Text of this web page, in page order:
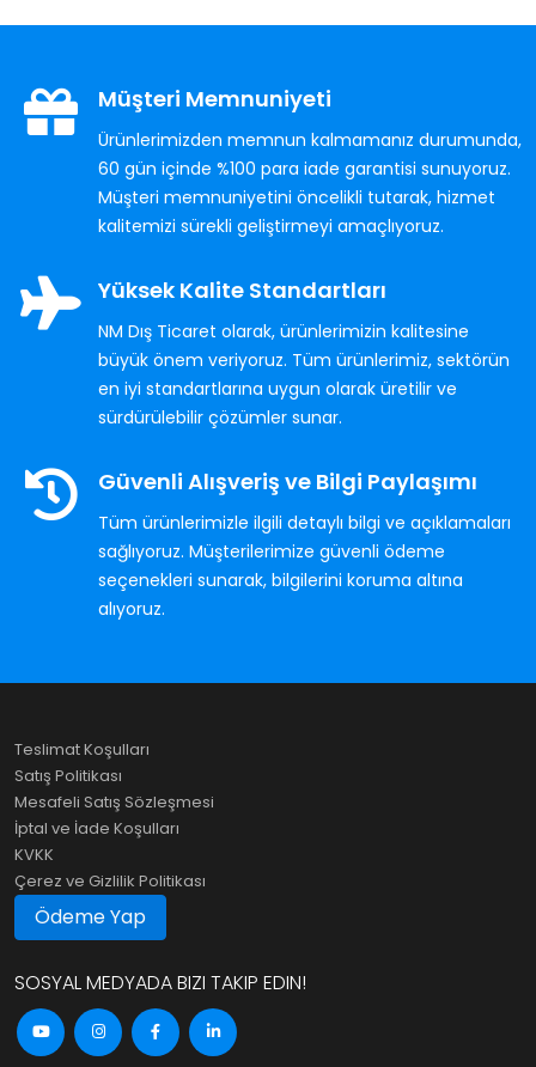
Müşteri Memnuniyeti
Ürünlerimizden memnun kalmamanız durumunda,
60 gün içinde %100 para iade garantisi sunuyoruz.
Müşteri memnuniyetini öncelikli tutarak, hizmet
kalitemizi sürekli geliştirmeyi amaçlıyoruz.
Yüksek Kalite Standartları
NM Dış Ticaret olarak, ürünlerimizin kalitesine
büyük önem veriyoruz. Tüm ürünlerimiz, sektörün
en iyi standartlarına uygun olarak üretilir ve
sürdürülebilir çözümler sunar.
Güvenli Alışveriş ve Bilgi Paylaşımı
Tüm ürünlerimizle ilgili detaylı bilgi ve açıklamaları
sağlıyoruz. Müşterilerimize güvenli ödeme
seçenekleri sunarak, bilgilerini koruma altına
alıyoruz.
Teslimat Koşulları
Satış Politikası
Mesafeli Satış Sözleşmesi
İptal ve İade Koşulları
KVKK
Çerez ve Gizlilik Politikası
Ödeme Yap
SOSYAL MEDYADA BIZI TAKIP EDIN!